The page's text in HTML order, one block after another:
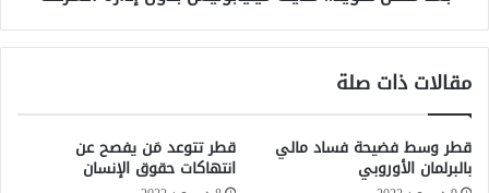
م
ر
ي
ل
م
د
.
م
ي
ن
مقالات ذات صلة
قطر وسط فضيحة فساد مالي
بالبرلمان الأوروبي
قطر تتوعد مَن يفصح عن
انتهاكات حقوق الإنسان